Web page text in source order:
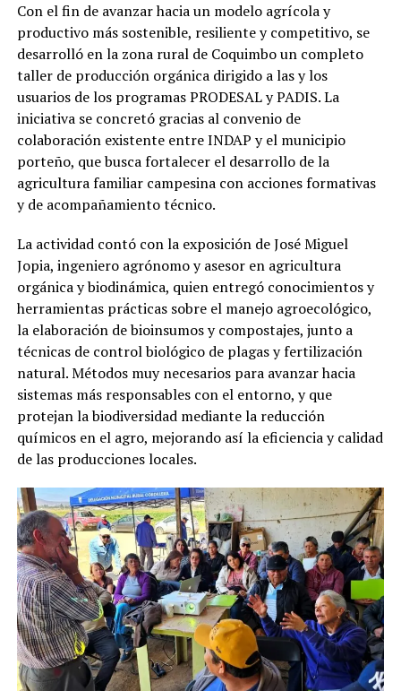
Con el fin de avanzar hacia un modelo agrícola y
productivo más sostenible, resiliente y competitivo, se
desarrolló en la zona rural de Coquimbo un completo
taller de producción orgánica dirigido a las y los
usuarios de los programas PRODESAL y PADIS. La
iniciativa se concretó gracias al convenio de
colaboración existente entre INDAP y el municipio
porteño, que busca fortalecer el desarrollo de la
agricultura familiar campesina con acciones formativas
y de acompañamiento técnico.
La actividad contó con la exposición deJosé Miguel
Jopia, ingeniero agrónomo y asesor en agricultura
orgánica y biodinámica, quien entregó conocimientos y
herramientas prácticas sobre el manejo agroecológico,
la elaboración de bioinsumos y compostajes, junto a
técnicas de control biológico de plagas y fertilización
natural. Métodos muy necesarios para avanzar hacia
sistemas más responsables con el entorno, y que
protejan la biodiversidad mediante la reducción
químicos en el agro, mejorando así la eficiencia y calidad
de las producciones locales.